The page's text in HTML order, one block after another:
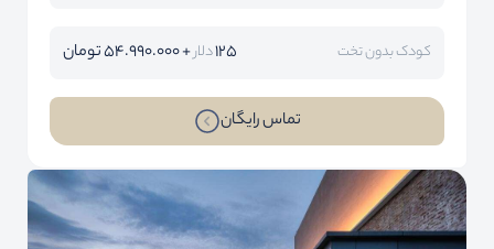
کودک بدون تخت 125دلار+ 54.990.000 تومان
تماس رایگان